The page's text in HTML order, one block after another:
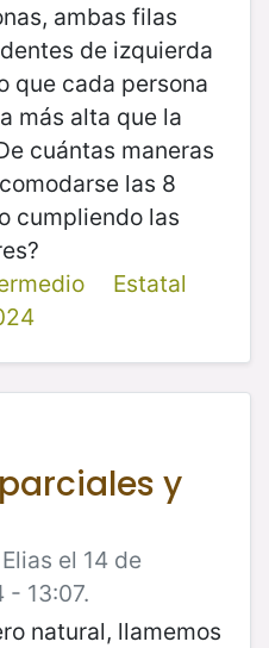
ambas filas
de izquierda
que cada persona
más alta que la
cuántas maneras
las 8
cumpliendo las
Estatal
y
el 14 de
- 13:07.
natural, llamemos